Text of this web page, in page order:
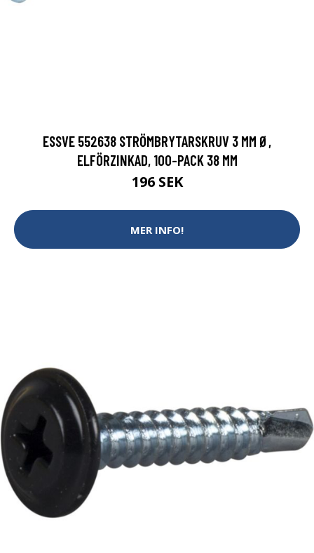
ESSVE 552638 STRÖMBRYTARSKRUV 3 MM Ø,
ELFÖRZINKAD, 100-PACK 38 MM
196 SEK
MER INFO!